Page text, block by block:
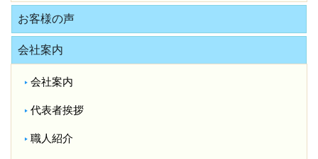
お客様の声
会社案内
会社案内
代表者挨拶
職人紹介